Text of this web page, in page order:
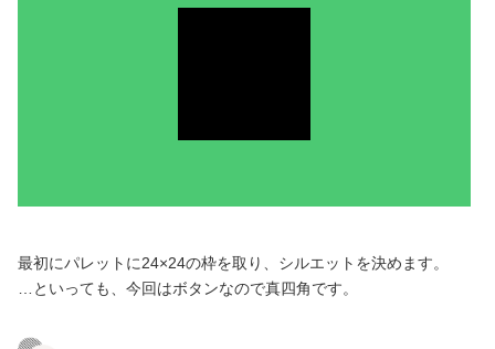
最初にパレットに24×24の枠を取り、シルエットを決めます。
…といっても、今回はボタンなので真四角です。